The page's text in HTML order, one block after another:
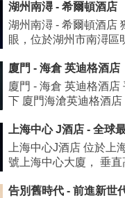
湖州南潯 - 希爾頓酒店
湖州南潯 - 希爾頓酒店
眼，位於‌湖州市南潯區
廈門 - 海倉 英迪格酒店
廈門 - 海倉 英迪格酒
下 廈門海滄英迪格酒
上海中心 J酒店 - 全球
上海中心J酒店 位於上
號上海中心大廈， 垂
告別舊時代 - 前進新世